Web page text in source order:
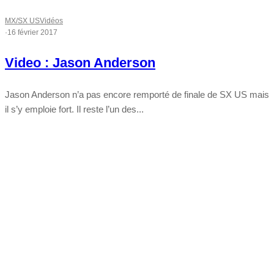
MX/SX USVidéos
·16 février 2017
Video : Jason Anderson
Jason Anderson n’a pas encore remporté de finale de SX US mais
il s’y emploie fort. Il reste l’un des...